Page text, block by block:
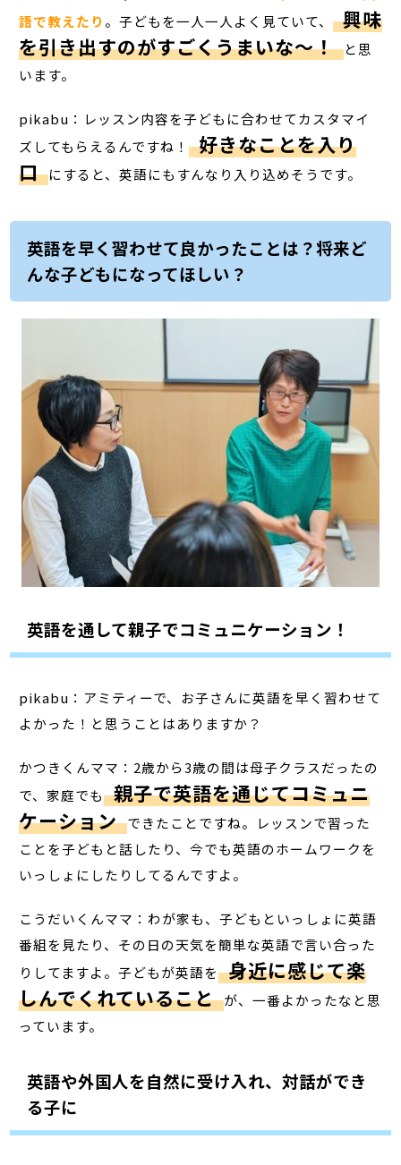
語で教えたり 。子どもを一人一人よく見ていて、 興味
を引き出すのがすごくうまいな～！ と思
います。
pikabu：レッスン内容を子どもに合わせてカスタマイ
ズしてもらえるんですね！ 好きなことを入り
口 にすると、英語にもすんなり入り込めそうです。
英語を早く習わせて良かったことは？将来ど
んな子どもになってほしい？
英語を通して親子でコミュニケーション！
pikabu：アミティーで、お子さんに英語を早く習わせて
よかった！と思うことはありますか？
かつきくんママ：2歳から3歳の間は母子クラスだったの
で、家庭でも 親子で英語を通じてコミュニ
ケーション できたことですね。レッスンで習った
ことを子どもと話したり、今でも英語のホームワークを
いっしょにしたりしてるんですよ。
こうだいくんママ：わが家も、子どもといっしょに英語
番組を見たり、その日の天気を簡単な英語で言い合った
りしてますよ。子どもが英語を 身近に感じて楽
しんでくれていること が、一番よかったなと思
っています。
英語や外国人を自然に受け入れ、対話ができ
る子に